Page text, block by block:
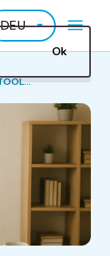
DEU
Ok